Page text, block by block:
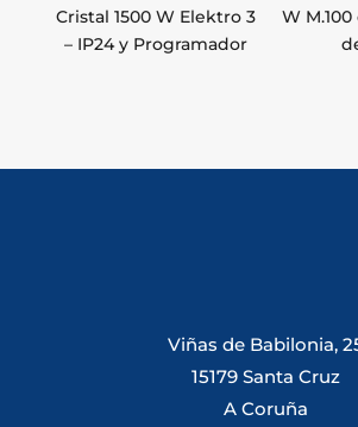
Cristal 1500 W Elektro 3
– IP24 y Programador
W
Viñas de Babilonia,
15179 Santa Cruz
A Coruña